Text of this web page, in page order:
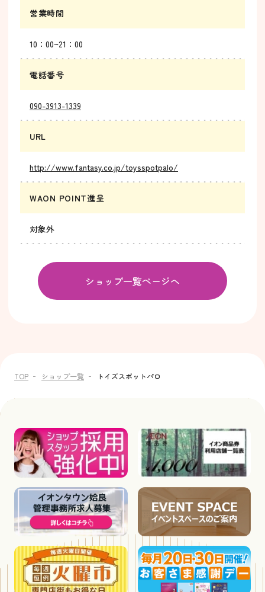
営業時間
10：00~21：00
電話番号
090-3913-1339
URL
http://www.fantasy.co.jp/toysspotpalo/
WAON POINT進呈
対象外
ショップ一覧ページへ
TOP ショップ一覧 トイズスポットパロ